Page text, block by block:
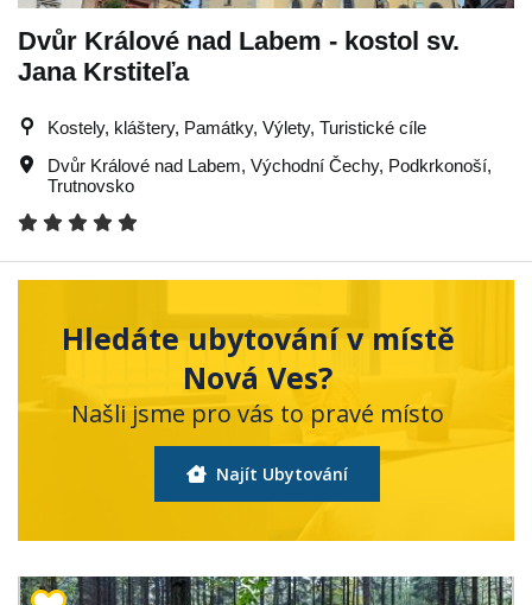
Dvůr Králové nad Labem - kostol sv.
Jana Krstiteľa
Kostely, kláštery, Památky, Výlety, Turistické cíle
Dvůr Králové nad Labem, Východní Čechy, Podkrkonoší,
Trutnovsko
Hledáte ubytování v místě
Nová Ves?
Našli jsme pro vás to pravé místo
Najít Ubytování